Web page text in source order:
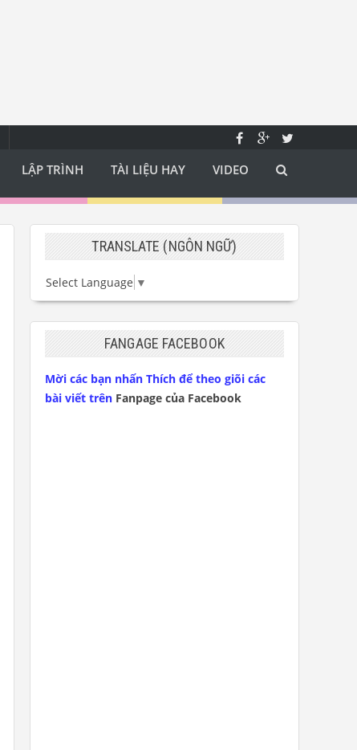
LẬP TRÌNH TÀI LIỆU HAY VIDEO
TRANSLATE (NGÔN NGỮ)
Select Language ▼
FANGAGE FACEBOOK
Mời các bạn nhấn Thích để theo giõi các
bài viết trên Fanpage của Facebook